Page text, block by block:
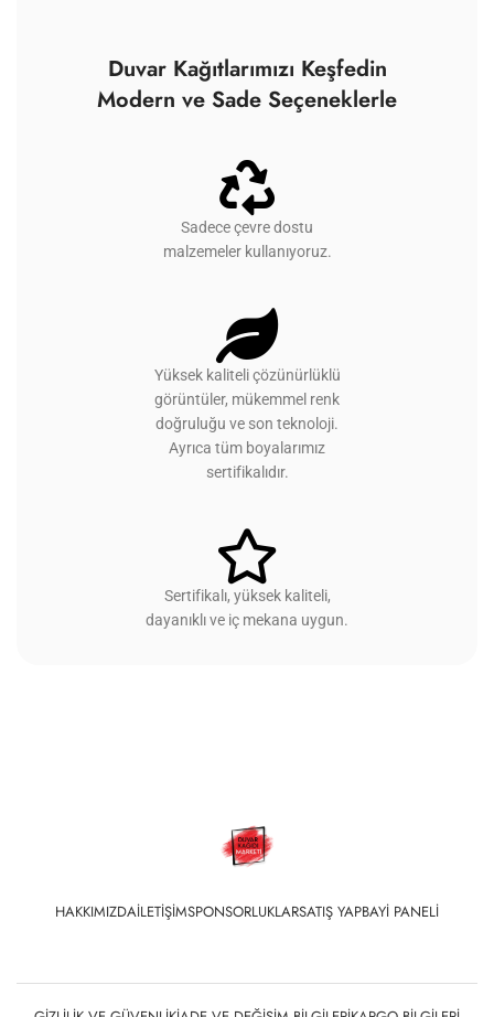
Duvar Kağıtlarımızı Keşfedin
Modern ve Sade Seçeneklerle
Sadece çevre dostu
malzemeler kullanıyoruz.
Yüksek kaliteli çözünürlüklü
görüntüler, mükemmel renk
doğruluğu ve son teknoloji.
Ayrıca tüm boyalarımız
sertifikalıdır.
Sertifikalı, yüksek kaliteli,
dayanıklı ve iç mekana uygun.
HAKKIMIZDAİLETIŞIMSPONSORLUKLARSATIŞ YAPBAYI PANELI